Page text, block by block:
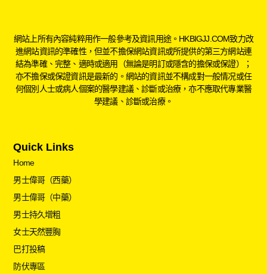
網站上所有內容純粹用作一般參考及資訊用途。HKBIGJJ.COM致力改
進網站資訊的準確性，但並不擔保網站資訊或所提供的第三方網站連
結為準確、完整、適時或適用（無論是明訂或隱含的擔保或保證）；
亦不擔保或保證資訊是最新的。網站的資訊並不構成對一般情况或任
何個別人士或病人個案的醫學建議、診斷或治療，亦不應取代專業醫
學建議、診斷或治療。
Quick Links
Home
男士偉哥（西藥）
男士偉哥（中藥）
男士持久增粗
女士天然豐胸
巴打投稿
防伏專區